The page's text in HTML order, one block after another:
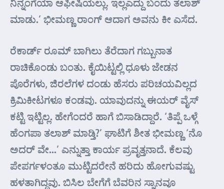
ಮಾಡು.’ ಭೀಮಣ್ಣ ರಾಂಗ್ ಆದಾಗ ಅವನು ಕೀ ಎಸೆದ.
ರೆಕಾರ್ಡ್ ರೂಮ್ ಬಾಗಿಲು ತೆರೆದಾಗ ಗಬ್ಬುನಾತ
ರಾಚಿಕೊಂಡು ಬಂತು. ಕೈಯಿಟ್ಟಲ್ಲಿ ಧೂಳು ಜೇಡನ
ಪೊರೆಗಳು, ಜಿರಲೆಗಳ ದಂಡು ಹೆಸರು ಪರಿಚಯವಿಲ್ಲದ
ಕ್ರಿಮಿಕೀಟಗಳೂ ಕಂಡವು. ಯಾವುದನ್ನು ಈಯರ್ ವೈಸ್
ಕಟ್ಟಿ ಇಟ್ಟಿಲ್ಲ. ಹೇಗೆಂದರೆ ಹಾಗೆ ಬಿಸಾಡಿದ್ದಾರೆ. ‘ತಿಪ್ಪೆ ಒಳ್ಗೆ
ಹೆಂಗಪಾ ತಲಾಶ್ ಮಾಡ್ತಿ?’ ಘಾಟಿಗೆ ಶೀತ ಭೀಮಣ್ಣ ‘ನೊ
ಅದರ್ ವೇ…’ ಎನ್ನುತ್ತಾ ಕಾರ್ಯ ಪ್ರವೃತ್ತನಾದೆ. ಕೆಲವು
ಪೇಪರ್ಗಳಂತೂ ಮುಟ್ಟಿದರೇನೆ ಹರಿದು ಹೋಗುವಷ್ಟು
ಹಳತಾಗಿದ್ದವು. ಬಿಸಿಲ ಬೇಗೆಗೆ ಬೆವರಿನ ಸ್ನಾನವೂ